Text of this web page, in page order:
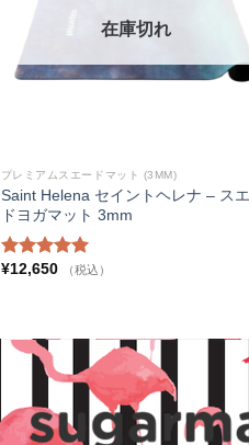
在庫切れ
プレミアムスエードマット (3MM)
Saint Helena セイントヘレナ – ス
ドヨガマット 3mm
5段階中
¥12,650 （税込）